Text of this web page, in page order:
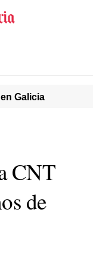
Galicia
CNT
de